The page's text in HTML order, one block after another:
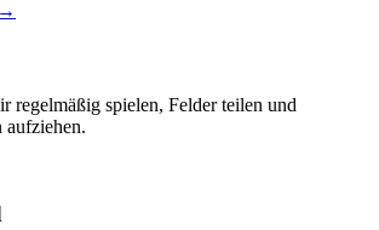
regelmäßig spielen, Felder teilen und
aufziehen.